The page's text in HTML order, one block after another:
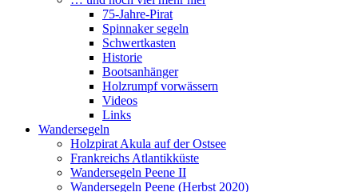
75-Jahre-Pirat
Spinnaker segeln
Schwertkasten
Historie
Bootsanhänger
Holzrumpf vorwässern
Videos
Links
Wandersegeln
Holzpirat Akula auf der Ostsee
Frankreichs Atlantikküste
Wandersegeln Peene II
Wandersegeln Peene (Herbst 2020)